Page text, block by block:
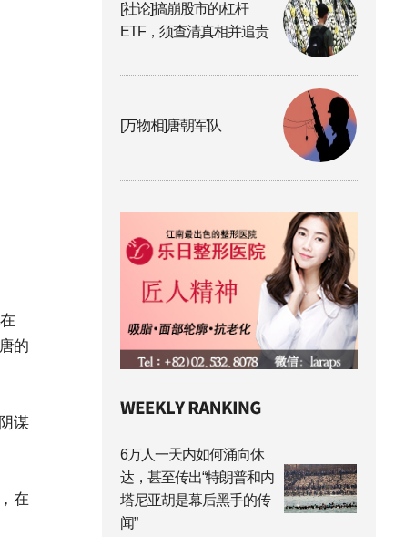
的
谋
在
[社论]搞崩股市的杠杆
ETF，须查清真相并追责
[万物相]唐朝军队
6万人一天内如何涌向休
达，甚至传出“特朗普和内
塔尼亚胡是幕后黑手的传
闻”